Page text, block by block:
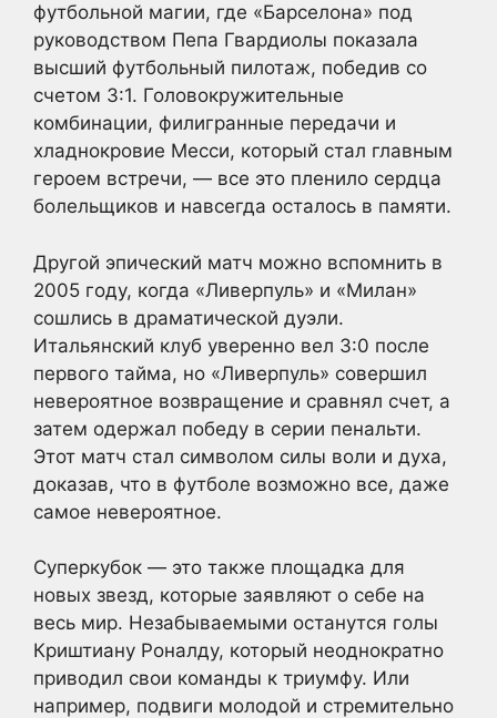
футбольной магии, где «Барселона» под
руководством Пепа Гвардиолы показала
высший футбольный пилотаж, победив со
счетом 3:1. Головокружительные
комбинации, филигранные передачи и
хладнокровие Месси, который стал главным
героем встречи, — все это пленило сердца
болельщиков и навсегда осталось в памяти.
Другой эпический матч можно вспомнить в
2005 году, когда «Ливерпуль» и «Милан»
сошлись в драматической дуэли.
Итальянский клуб уверенно вел 3:0 после
первого тайма, но «Ливерпуль» совершил
невероятное возвращение и сравнял счет, а
затем одержал победу в серии пенальти.
Этот матч стал символом силы воли и духа,
доказав, что в футболе возможно все, даже
самое невероятное.
Суперкубок — это также площадка для
новых звезд, которые заявляют о себе на
весь мир. Незабываемыми останутся голы
Криштиану Роналду, который неоднократно
приводил свои команды к триумфу. Или
например, подвиги молодой и стремительно